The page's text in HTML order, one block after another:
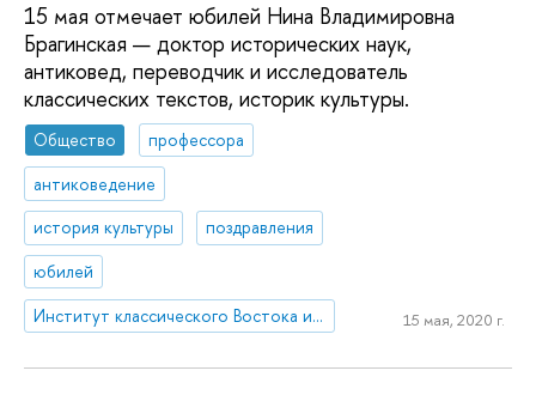
15 мая отмечает юбилей Нина Владимировна
Брагинская — доктор исторических наук,
антиковед, переводчик и исследователь
классических текстов, историк культуры.
Общество
профессора
антиковедение
история культуры
поздравления
юбилей
Институт классического Востока и античности
15 мая, 2020 г.